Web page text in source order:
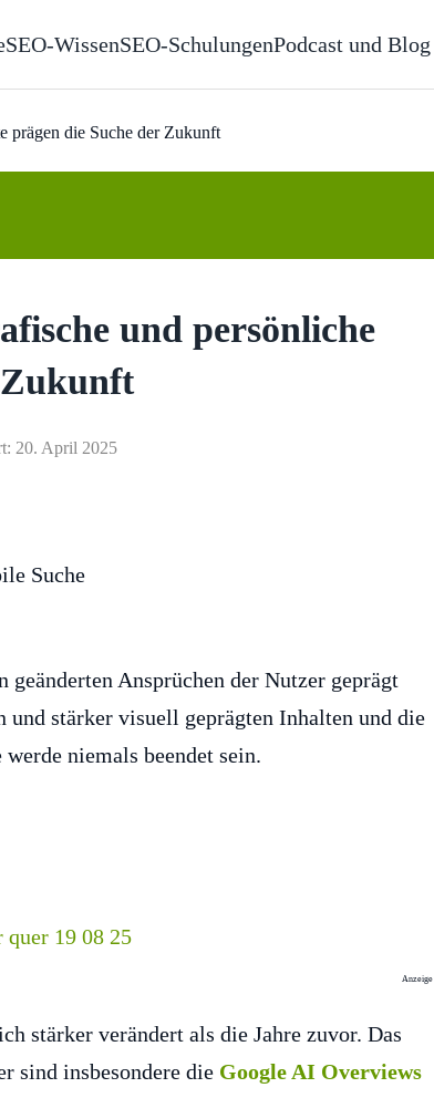
SEO-WissenSEO-SchulungenPodcast und Blog
prägen die Suche der Zukunft
und persönliche
Zukunft
20. April 2025
Ansprüchen der Nutzer geprägt
und stärker visuell geprägten Inhalten und die
niemals beendet sein.
Anzeige
stärker verändert als die Jahre zuvor. Das
sind insbesondere die Google AI Overviews